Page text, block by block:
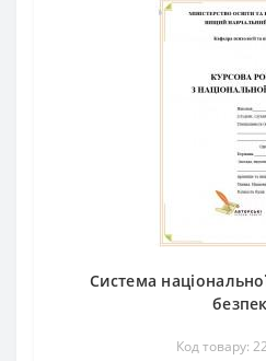
Система
Код товару: